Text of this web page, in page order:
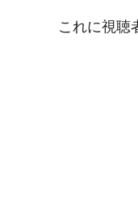
これに視聴